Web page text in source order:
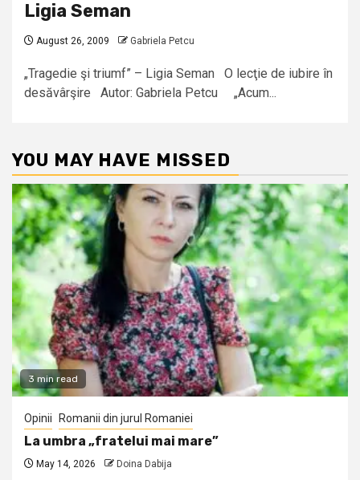
Ligia Seman
August 26, 2009 Gabriela Petcu
„Tragedie şi triumf” – Ligia Seman O lecţie de iubire în
desăvârşire Autor: Gabriela Petcu „Acum...
YOU MAY HAVE MISSED
3 min read
Opinii Romanii din jurul Romaniei
La umbra „fratelui mai mare”
May 14, 2026 Doina Dabija